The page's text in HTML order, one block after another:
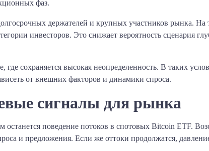
фаз.
держателей и крупных участников рынка.
инвесторов. Это снижает вероятность сценария
где сохраняется высокая неопределенность. В таких
от внешних факторов и динамики спроса.
сигналы для рынка
поведение потоков в спотовых Bitcoin ETF.
и предложения. Если же оттоки продолжатся,